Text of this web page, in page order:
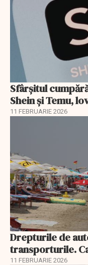
Sfârșitul
Shein și Temu,
11 FEBRUARIE 2026
Drepturile de
transporturile.
11 FEBRUARIE 2026